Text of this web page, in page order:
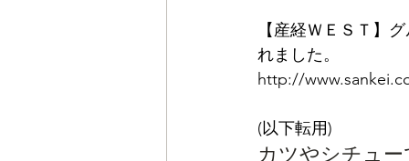
【産経ＷＥＳＴ】
れました。
http://
(以下転用)
カツやシチュ